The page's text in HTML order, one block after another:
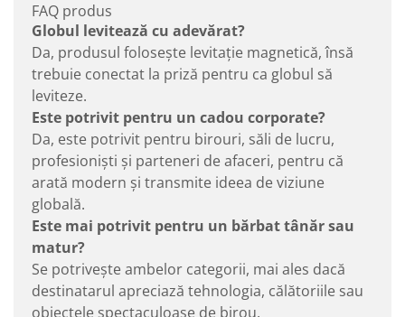
FAQ produs
Globul levitează cu adevărat?
Da, produsul folosește levitație magnetică, însă
trebuie conectat la priză pentru ca globul să
leviteze.
Este potrivit pentru un cadou corporate?
Da, este potrivit pentru birouri, săli de lucru,
profesioniști și parteneri de afaceri, pentru că
arată modern și transmite ideea de viziune
globală.
Este mai potrivit pentru un bărbat tânăr sau
matur?
Se potrivește ambelor categorii, mai ales dacă
destinatarul apreciază tehnologia, călătoriile sau
obiectele spectaculoase de birou.